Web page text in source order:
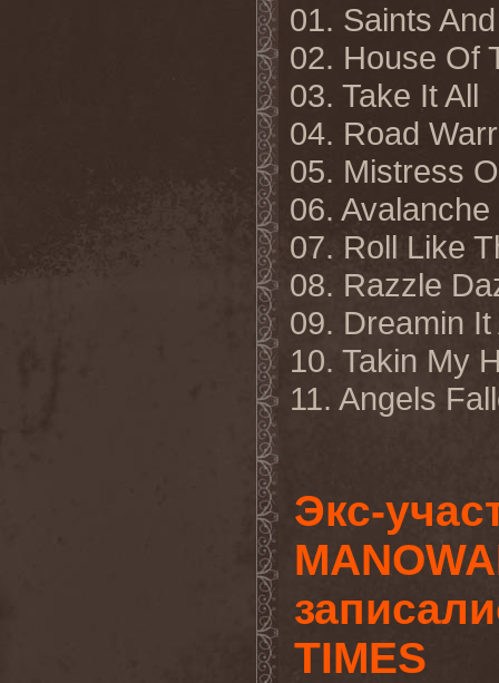
01. Saints
02. House Of
03. Take It All
04. Road
05. Mistress
06. Avalanche
07. Roll Like
08. Razzle
09. Dreamin It
10. Takin My
11. Angels
Экс-
TIMES